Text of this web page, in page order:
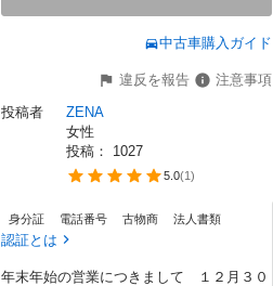
中古車購入ガイド
違反を報告
注意事項
投稿者
ZENA
女性
投稿： 1027
5.0(1)
身分証 電話番号 古物商 法人書類
認証とは
年末年始の営業につきまして １２月３０